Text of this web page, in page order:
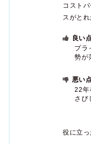
コスト
スがとれ
良い
プラ
勢が
悪い
22年
さび
役に立っ